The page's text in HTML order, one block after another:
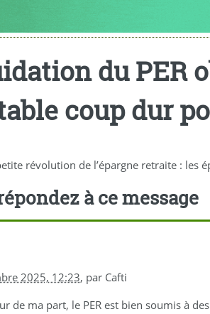
du PER
coup dur
révolution de l’épargne retraite : les
à ce message
2025, 12:23, par Cafti
de ma part, le PER est bien soumis à